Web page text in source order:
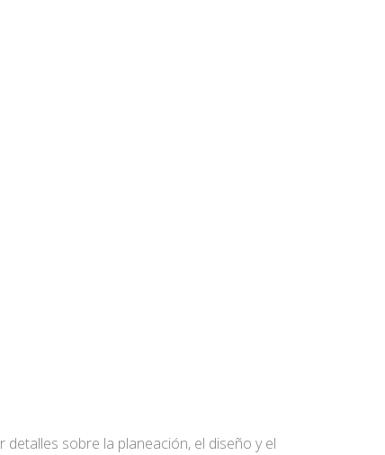
sobre la planeación, el diseño y el